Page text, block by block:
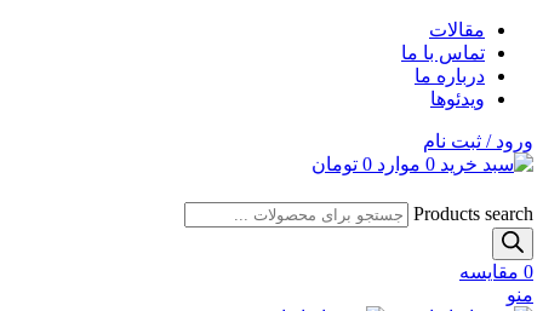
مقالات
تماس با ما
درباره ما
ویدئوها
ورود / ثبت نام
0 موارد 0 تومان
Products search
0 مقایسه
منو